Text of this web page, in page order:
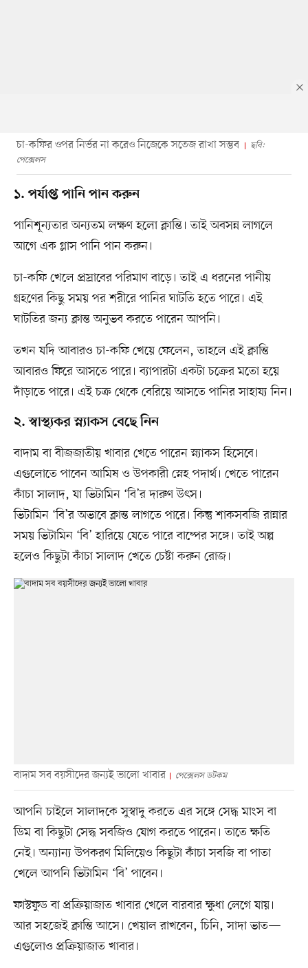
চা-কফির ওপর নির্ভর না করেও নিজেকে সতেজ রাখা সম্ভব
ছবি:
পেক্সেলস
১. পর্যাপ্ত পানি পান করুন
পানিশূন্যতার অন্যতম লক্ষণ হলো ক্লান্তি। তাই অবসন্ন লাগলে
আগে এক গ্লাস পানি পান করুন।
চা-কফি খেলে প্রস্রাবের পরিমাণ বাড়ে। তাই এ ধরনের পানীয়
গ্রহণের কিছু সময় পর শরীরে পানির ঘাটতি হতে পারে। এই
ঘাটতির জন্য ক্লান্ত অনুভব করতে পারেন আপনি।
তখন যদি আবারও চা-কফি খেয়ে ফেলেন, তাহলে এই ক্লান্তি
আবারও ফিরে আসতে পারে। ব্যাপারটা একটা চক্রের মতো হয়ে
দাঁড়াতে পারে। এই চক্র থেকে বেরিয়ে আসতে পানির সাহায্য নিন।
২. স্বাস্থ্যকর স্ন্যাকস বেছে নিন
বাদাম বা বীজজাতীয় খাবার খেতে পারেন স্ন্যাকস হিসেবে।
এগুলোতে পাবেন আমিষ ও উপকারী স্নেহ পদার্থ। খেতে পারেন
কাঁচা সালাদ, যা ভিটামিন ‘বি’র দারুণ উৎস।
ভিটামিন ‘বি’র অভাবে ক্লান্ত লাগতে পারে। কিন্তু শাকসবজি রান্নার
সময় ভিটামিন ‘বি’ হারিয়ে যেতে পারে বাষ্পের সঙ্গে। তাই অল্প
হলেও কিছুটা কাঁচা সালাদ খেতে চেষ্টা করুন রোজ।
বাদাম সব বয়সীদের জন্যই ভালো খাবার পেক্সেলস ডটকম
আপনি চাইলে সালাদকে সুস্বাদু করতে এর সঙ্গে সেদ্ধ মাংস বা
ডিম বা কিছুটা সেদ্ধ সবজিও যোগ করতে পারেন। তাতে ক্ষতি
নেই। অন্যান্য উপকরণ মিলিয়েও কিছুটা কাঁচা সবজি বা পাতা
খেলে আপনি ভিটামিন ‘বি’ পাবেন।
ফাস্টফুড বা প্রক্রিয়াজাত খাবার খেলে বারবার ক্ষুধা লেগে যায়।
আর সহজেই ক্লান্তি আসে। খেয়াল রাখবেন, চিনি, সাদা ভাত—
এগুলোও প্রক্রিয়াজাত খাবার।